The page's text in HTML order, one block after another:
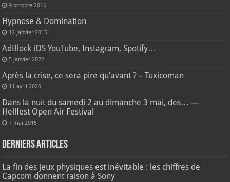
9 octobre 2016
Hypnose & Domination
12 janvier 2015
AdBlock iOS YouTube, Instagram, Spotify…
5 janvier 2022
Après la crise, ce sera pire qu’avant ? – Tuxicoman
11 avril 2020
Dans la nuit du samedi 2 au dimanche 3 mai, des… —
Hellfest Open Air Festival
7 mai 2015
Derniers articles
La fin des jeux physiques est inévitable : les chiffres de
Capcom donnent raison à Sony